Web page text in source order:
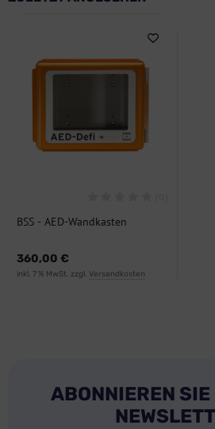
BSS - AED-Wandkasten
360,00 €
inkl. 7 % MwSt. zzgl. Versandkosten
ABONNIEREN SIE